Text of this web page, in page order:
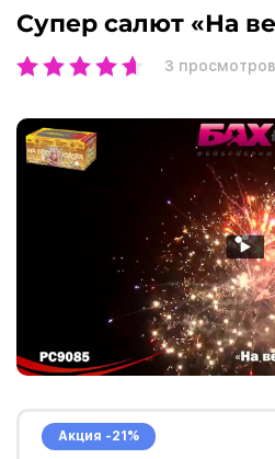
Супер салют «На
3
Акция -21%